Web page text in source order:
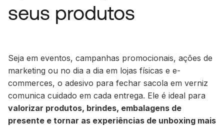
seus produtos
Seja em eventos, campanhas promocionais, ações de
marketing ou no dia a dia em lojas físicas e e-
commerces, o adesivo para fechar sacola em verniz
comunica cuidado em cada entrega. Ele é ideal para
valorizar produtos, brindes, embalagens de
presente e tornar as experiências de unboxing mais